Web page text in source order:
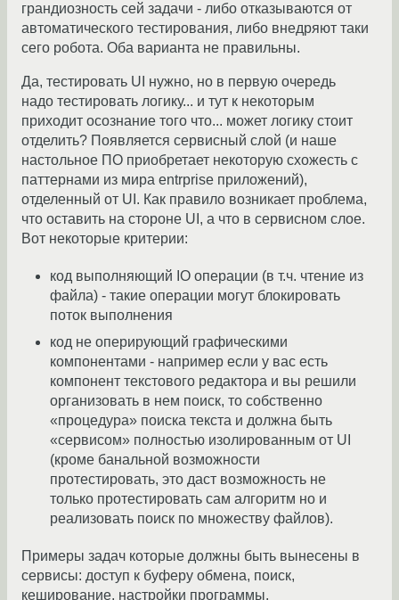
грандиозность сей задачи - либо отказываются от
автоматического тестирования, либо внедряют таки
сего робота. Оба варианта не правильны.
Да, тестировать UI нужно, но в первую очередь
надо тестировать логику... и тут к некоторым
приходит осознание того что... может логику стоит
отделить? Появляется сервисный слой (и наше
настольное ПО приобретает некоторую схожесть с
паттернами из мира entrprise приложений),
отделенный от UI. Как правило возникает проблема,
что оставить на стороне UI, а что в сервисном слое.
Вот некоторые критерии:
код выполняющий IO операции (в т.ч. чтение из
файла) - такие операции могут блокировать
поток выполнения
код не оперирующий графическими
компонентами - например если у вас есть
компонент текстового редактора и вы решили
организовать в нем поиск, то собственно
«процедура» поиска текста и должна быть
«сервисом» полностью изолированным от UI
(кроме банальной возможности
протестировать, это даст возможность не
только протестировать сам алгоритм но и
реализовать поиск по множеству файлов).
Примеры задач которые должны быть вынесены в
сервисы: доступ к буферу обмена, поиск,
кеширование, настройки программы.